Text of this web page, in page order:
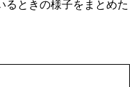
るときの様子をまとめた